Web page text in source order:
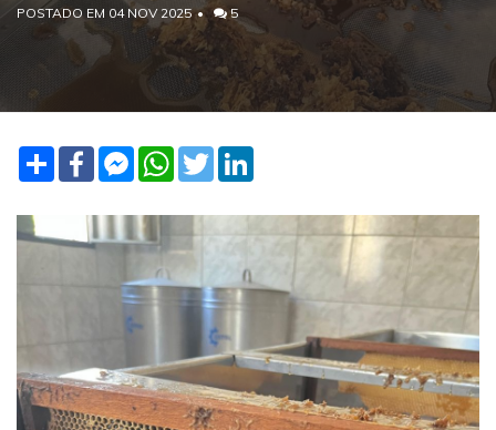
POSTADO EM 04 NOV 2025 5
Share FacebookFacebook
Messenger
WhatsApp
Twitter